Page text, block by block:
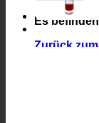
Es
Zurück